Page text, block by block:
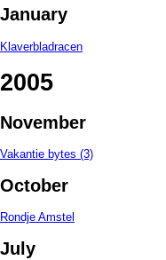
January
Klaverbladracen
2005
November
Vakantie bytes (3)
October
Rondje Amstel
July